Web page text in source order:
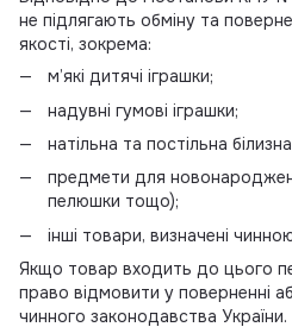
не підлягають обміну та
якості, зокрема:
м’які дитячі іграшки;
надувні гумові іграшки;
натільна та постільна
предмети для
пелюшки тощо);
інші товари, визначені
Якщо товар входить до цього
право відмовити у поверненні
чинного законодавства України.